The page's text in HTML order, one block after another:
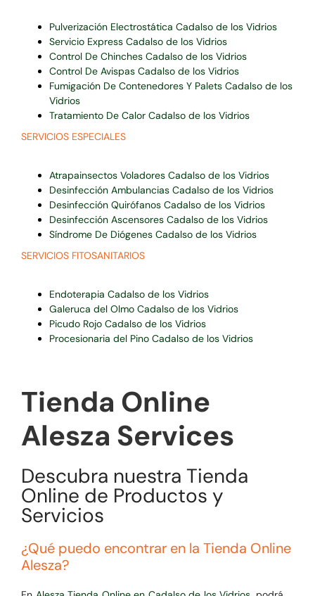
Pulverización Electrostática Cadalso de los Vidrios
Servicio Express Cadalso de los Vidrios
Control De Chinches Cadalso de los Vidrios
Control De Avispas Cadalso de los Vidrios
Fumigación De Contenedores Y Palets Cadalso de los
Vidrios
Tratamiento De Calor Cadalso de los Vidrios
SERVICIOS ESPECIALES
Atrapainsectos Voladores Cadalso de los Vidrios
Desinfección Ambulancias Cadalso de los Vidrios
Desinfección Quirófanos Cadalso de los Vidrios
Desinfección Ascensores Cadalso de los Vidrios
Síndrome De Diógenes Cadalso de los Vidrios
SERVICIOS FITOSANITARIOS
Endoterapia Cadalso de los Vidrios
Galeruca del Olmo Cadalso de los Vidrios
Picudo Rojo Cadalso de los Vidrios
Procesionaria del Pino Cadalso de los Vidrios
Tienda Online
Alesza Services
Descubra nuestra Tienda
Online de Productos y
Servicios
¿Qué puedo encontrar en la Tienda Online
Alesza?